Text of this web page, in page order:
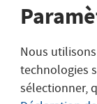
Nous
technologies
sélectionner,